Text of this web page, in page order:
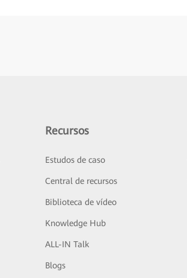
Recursos
Estudos de caso
Central de recursos
Biblioteca de vídeo
Knowledge Hub
ALL-IN Talk
Blogs